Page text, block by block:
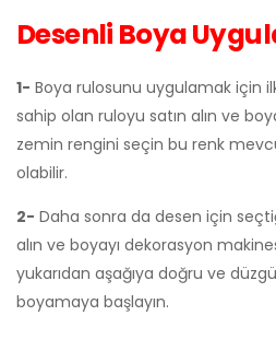
Desenli Boya
1- Boya rulosunu uygulamak için
sahip olan ruloyu satın alın ve
zemin rengini seçin bu renk
olabilir.
2- Daha sonra da desen için
alın ve boyayı dekorasyon
yukarıdan aşağıya doğru ve
boyamaya başlayın.